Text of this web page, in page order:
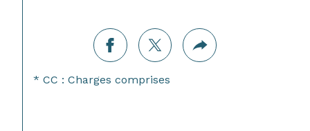
* CC : Charges comprises